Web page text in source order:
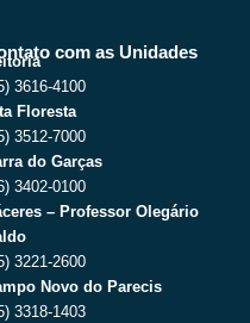
com as Unidades
3616-4100
Floresta
3512-7000
do Garças
3402-0100
– Professor Olegário
3221-2600
Novo do Parecis
3318-1403